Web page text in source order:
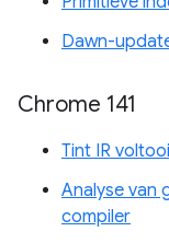
Dawn-
Chrome 141
Tint IR
Analyse van
compiler